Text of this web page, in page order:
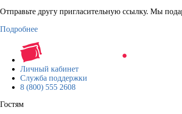
Отправьте другу пригласительную ссылку. Мы
Подробнее
Личный кабинет
Служба поддержки
8 (800) 555 2608
Гостям